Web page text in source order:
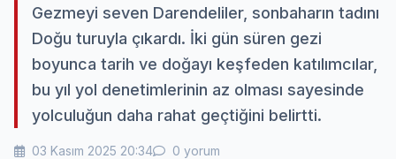
Gezmeyi seven Darendeliler, sonbaharın tadını
Doğu turuyla çıkardı. İki gün süren gezi
boyunca tarih ve doğayı keşfeden katılımcılar,
bu yıl yol denetimlerinin az olması sayesinde
yolculuğun daha rahat geçtiğini belirtti.
03 Kasım 2025 20:34 0 yorum